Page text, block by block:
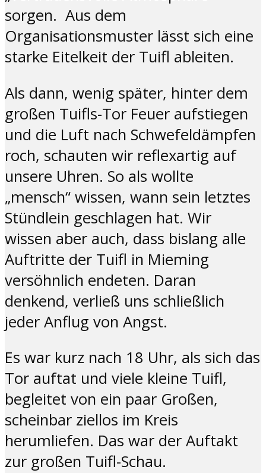
sorgen. Aus dem
Organisationsmuster lässt sich eine
starke Eitelkeit der Tuifl ableiten.
Als dann, wenig später, hinter dem
großen Tuifls-Tor Feuer aufstiegen
und die Luft nach Schwefeldämpfen
roch, schauten wir reflexartig auf
unsere Uhren. So als wollte
„mensch“ wissen, wann sein letztes
Stündlein geschlagen hat. Wir
wissen aber auch, dass bislang alle
Auftritte der Tuifl in Mieming
versöhnlich endeten. Daran
denkend, verließ uns schließlich
jeder Anflug von Angst.
Es war kurz nach 18 Uhr, als sich das
Tor auftat und viele kleine Tuifl,
begleitet von ein paar Großen,
scheinbar ziellos im Kreis
herumliefen. Das war der Auftakt
zur großen Tuifl-Schau.